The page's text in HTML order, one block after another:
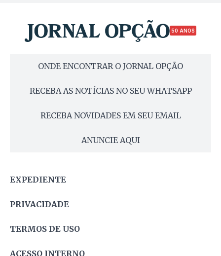
50 ANOS
ONDE ENCONTRAR O JORNAL OPÇÃO
RECEBA AS NOTÍCIAS NO SEU WHATSAPP
RECEBA NOVIDADES EM SEU EMAIL
ANUNCIE AQUI
EXPEDIENTE
PRIVACIDADE
TERMOS DE USO
ACESSO INTERNO